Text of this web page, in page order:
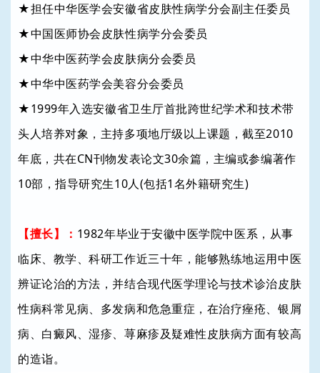
★担任中华医学会安徽省皮肤性病学分会副主任委员
★中国医师协会皮肤性病学分会委员
★中华中医药学会皮肤病分会委员
★中华中医药学会美容分会委员
★1999年入选安徽省卫生厅首批跨世纪学术和技术带
头人培养对象，主持多项地厅级以上课题，截至2010
年底，共在CN刊物发表论文30余篇，主编或参编著作
10部，指导研究生10人(包括1名外籍研究生)
【擅长】： 1982年毕业于安徽中医学院中医系，从事
临床、教学、科研工作近三十年，能够熟练地运用中医
辨证论治的方法，并结合现代医学理论与技术诊治皮肤
性病科常见病、多发病和危急重症，在治疗痤疮、银屑
病、白癜风、湿疹、荨麻疹及疑难性皮肤病方面有较高
的造诣。